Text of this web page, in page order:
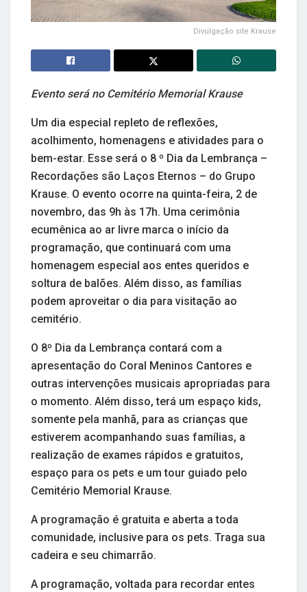
Divulgação site Krause
Evento será no Cemitério Memorial Krause
Um dia especial repleto de reflexões,
acolhimento, homenagens e atividades para o
bem-estar. Esse será o 8 º Dia da Lembrança –
Recordações são Laços Eternos – do Grupo
Krause. O evento ocorre na quinta-feira, 2 de
novembro, das 9h às 17h. Uma cerimônia
ecumênica ao ar livre marca o início da
programação, que continuará com uma
homenagem especial aos entes queridos e
soltura de balões. Além disso, as famílias
podem aproveitar o dia para visitação ao
cemitério.
O 8º Dia da Lembrança contará com a
apresentação do Coral Meninos Cantores e
outras intervenções musicais apropriadas para
o momento. Além disso, terá um espaço kids,
somente pela manhã, para as crianças que
estiverem acompanhando suas famílias, a
realização de exames rápidos e gratuitos,
espaço para os pets e um tour guiado pelo
Cemitério Memorial Krause.
A programação é gratuita e aberta a toda
comunidade, inclusive para os pets. Traga sua
cadeira e seu chimarrão.
A programação, voltada para recordar entes